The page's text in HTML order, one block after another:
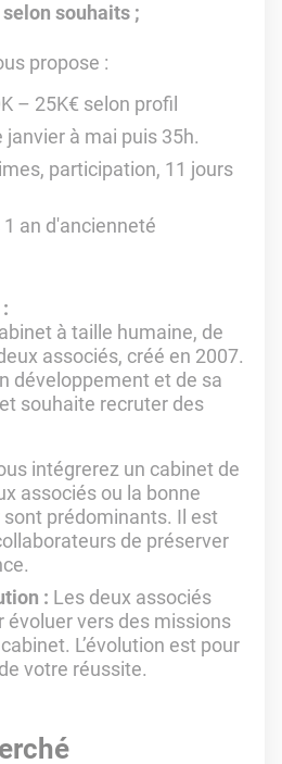
souhaits ;
propose :
– 25K€ selon profil
janvier à mai puis 35h.
participation, 11 jours
1 an d'ancienneté
à taille humaine, de
associés, créé en 2007.
développement et de sa
souhaite recruter des
intégrerez un cabinet de
associés ou la bonne
sont prédominants. Il est
de préserver
: Les deux associés
évoluer vers des missions
L’évolution est pour
votre réussite.